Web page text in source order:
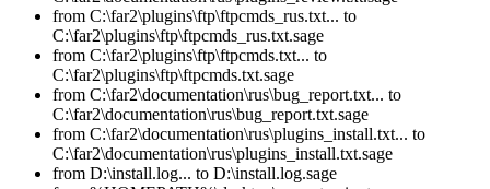
from C:\far2\plugins\ftp\ftpcmds_rus.txt... to
C:\far2\plugins\ftp\ftpcmds_rus.txt.sage
from C:\far2\plugins\ftp\ftpcmds.txt... to
C:\far2\plugins\ftp\ftpcmds.txt.sage
from C:\far2\documentation\rus\bug_report.txt... to
C:\far2\documentation\rus\bug_report.txt.sage
from C:\far2\documentation\rus\plugins_install.txt... to
C:\far2\documentation\rus\plugins_install.txt.sage
from D:\install.log... to D:\install.log.sage